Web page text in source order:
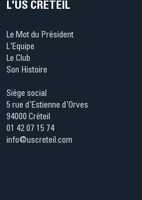
L'US CRÉTEIL
Le Mot du Président
L'Equipe
Le Club
Son Histoire
Siège social
5 rue d'Estienne d'Orves
94000 Créteil
01 42 07 15 74
info@uscreteil.com